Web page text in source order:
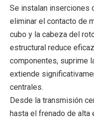
Se instalan inserciones
eliminar el contacto de
cubo y la cabeza del
estructural reduce
componentes, suprime
extiende
centrales.
Desde la transmisión
hasta el frenado de alta